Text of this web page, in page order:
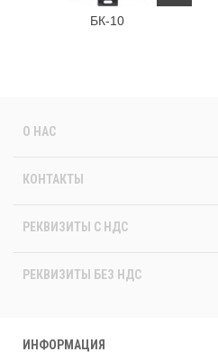
БК-10
О НАС
КОНТАКТЫ
РЕКВИЗИТЫ C НДС
РЕКВИЗИТЫ БЕЗ НДС
ИНФОРМАЦИЯ